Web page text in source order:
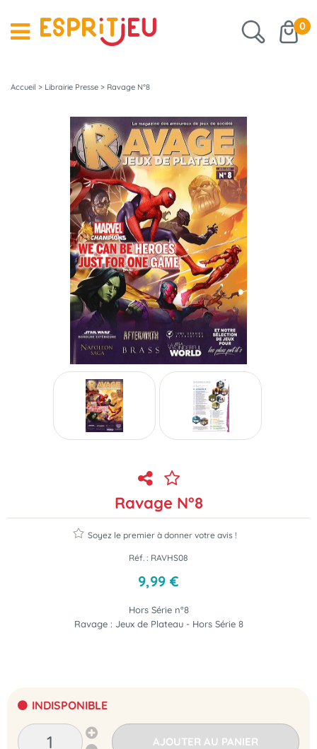
0
Accueil > Librairie Presse > Ravage N°8
Ravage N°8
Soyez le premier à donner votre avis !
Réf. : RAVHS08
9,99 €
Hors Série n°8
Ravage : Jeux de Plateau - Hors Série 8
INDISPONIBLE
AJOUTER AU PANIER